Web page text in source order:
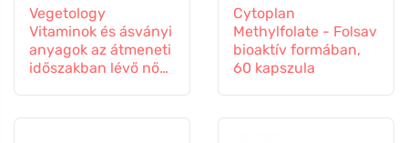
Vegetology
Vitaminok és ásványi
anyagok az átmeneti
időszakban lévő nők
Cytoplan
Methylfolate - Folsav
bioaktív formában,
60 kapszula